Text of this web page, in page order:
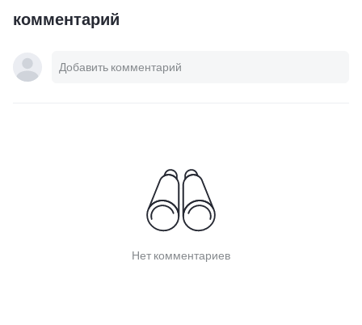
комментарий
Нет комментариев